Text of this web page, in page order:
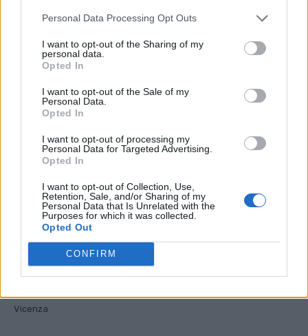
Personal Data Processing Opt Outs
I want to opt-out of the Sharing of my
personal data.
Opted In
I want to opt-out of the Sale of my
Personal Data.
Opted In
I want to opt-out of processing my
Personal Data for Targeted Advertising.
Opted In
I want to opt-out of Collection, Use,
Retention, Sale, and/or Sharing of my
Personal Data that Is Unrelated with the
Purposes for which it was collected.
Opted Out
CONFIRM
San Martino
RESTAURO DELLA CHIESA: L’opera diretta dagli architetti Blandini
e Zorzetto ha avuto la menzione d’onore alla sesta edizione del
Premio Internazionale Domus Restauro e Conservazione ideato
da Fassa Bortolo e dall’Università di Ferrara.
Progettisti: Studio Vetere, arch. Angela Blandini, arch. Gabriele
Vicenza